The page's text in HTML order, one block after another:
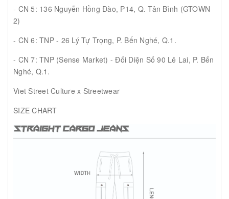
- CN 5: 136 Nguyễn Hồng Đào, P14, Q. Tân Bình (GTOWN
2)
- CN 6: TNP - 26 Lý Tự Trọng, P. Bến Nghé, Q.1.
- CN 7: TNP (Sense Market) - Đối Diện Số 90 Lê Lai, P. Bến
Nghé, Q.1.
Viet Street Culture x Streetwear
SIZE CHART